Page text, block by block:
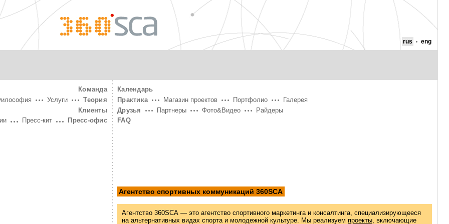
360° SCA
rus eng
Команда
Теория
Услуги
Клиенты
Пресс-офис
Пресс-кит
Календарь
Практика
Магазин проектов Портфолио
Галерея
Друзья
Партнеры Фото&Видео
Райдеры
FAQ
Агентство спортивных коммуникаций 360SCA
Агентство 360SCA — это агентство спортивного маркетинга и консалтинга, специализирующееся
на альтернативных видах спорта и молодежной культуре. Мы реализуем проекты , включающие